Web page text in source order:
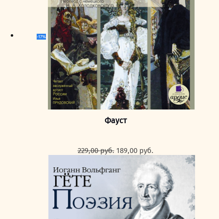
-17%
Фауст
229,00руб. Первоначальная
составляла
229,00 руб..
189,00 руб.
189,00 руб..